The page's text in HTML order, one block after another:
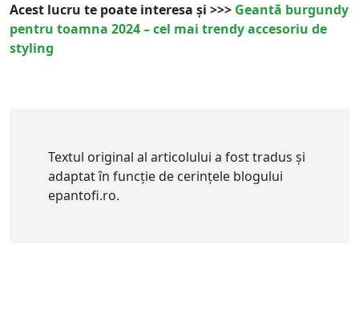
Acest lucru te poate interesa și >>> Geantă burgundy
pentru toamna 2024 – cel mai trendy accesoriu de
styling
Textul original al articolului a fost tradus și
adaptat în funcție de cerințele blogului
epantofi.ro.